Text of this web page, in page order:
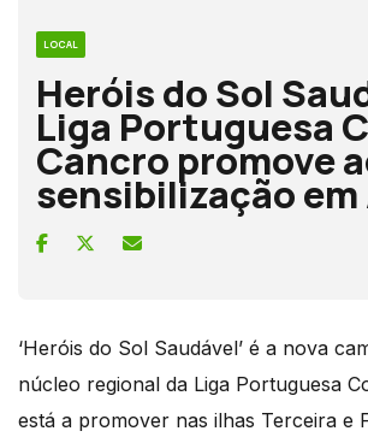
LOCAL
Heróis do Sol
Liga Portuguesa
Cancro promove
sensibilização em
‘Heróis do Sol Saudável’ é a nova
núcleo regional da Liga Portuguesa
está a promover nas ilhas Terceira e